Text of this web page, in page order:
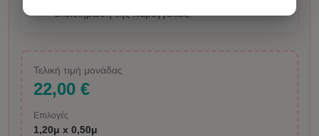
ολοκλήρωση της παραγγελίας.
Τελική τιμή μονάδας
22,00 €
Επιλογές
1,20μ x 0,50μ